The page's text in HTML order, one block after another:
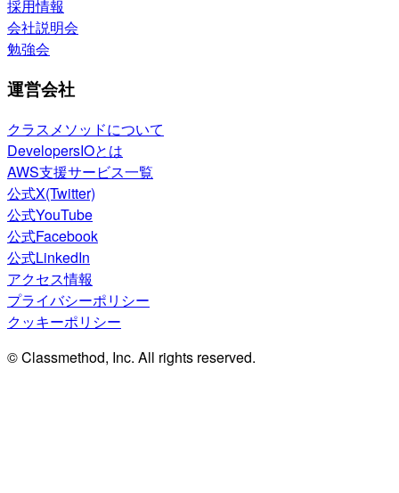
採用情報
会社説明会
勉強会
運営会社
クラスメソッドについて
DevelopersIOとは
AWS支援サービス一覧
公式X(Twitter)
公式YouTube
公式Facebook
公式LinkedIn
アクセス情報
プライバシーポリシー
クッキーポリシー
© Classmethod, Inc. All rights reserved.